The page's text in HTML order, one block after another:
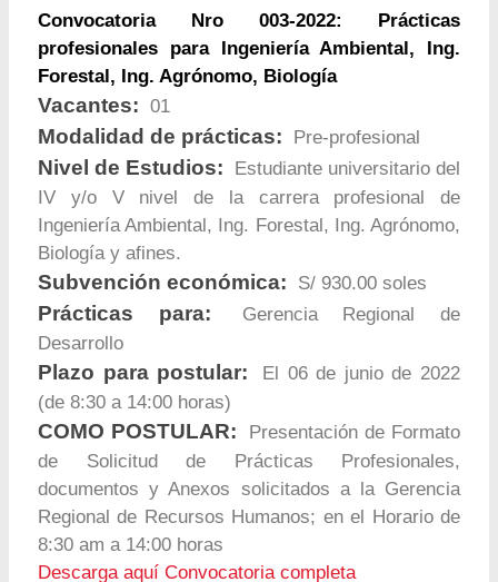
Convocatoria Nro 003-2022: Prácticas
profesionales para Ingeniería Ambiental, Ing.
Forestal, Ing. Agrónomo, Biología
Vacantes: 01
Modalidad de prácticas: Pre-profesional
Nivel de Estudios:
Estudiante universitario del
IV y/o V nivel de la carrera profesional de
Ingeniería Ambiental, Ing. Forestal, Ing. Agrónomo,
Biología y afines.
Subvención económica: S/ 930.00 soles
Prácticas para:
Gerencia Regional de
Desarrollo
Plazo para postular:
El 06 de junio de 2022
(de 8:30 a 14:00 horas)
COMO POSTULAR:
Presentación de Formato
de Solicitud de Prácticas Profesionales,
documentos y Anexos solicitados a la Gerencia
Regional de Recursos Humanos; en el Horario de
8:30 am a 14:00 horas
Descarga aquí Convocatoria completa